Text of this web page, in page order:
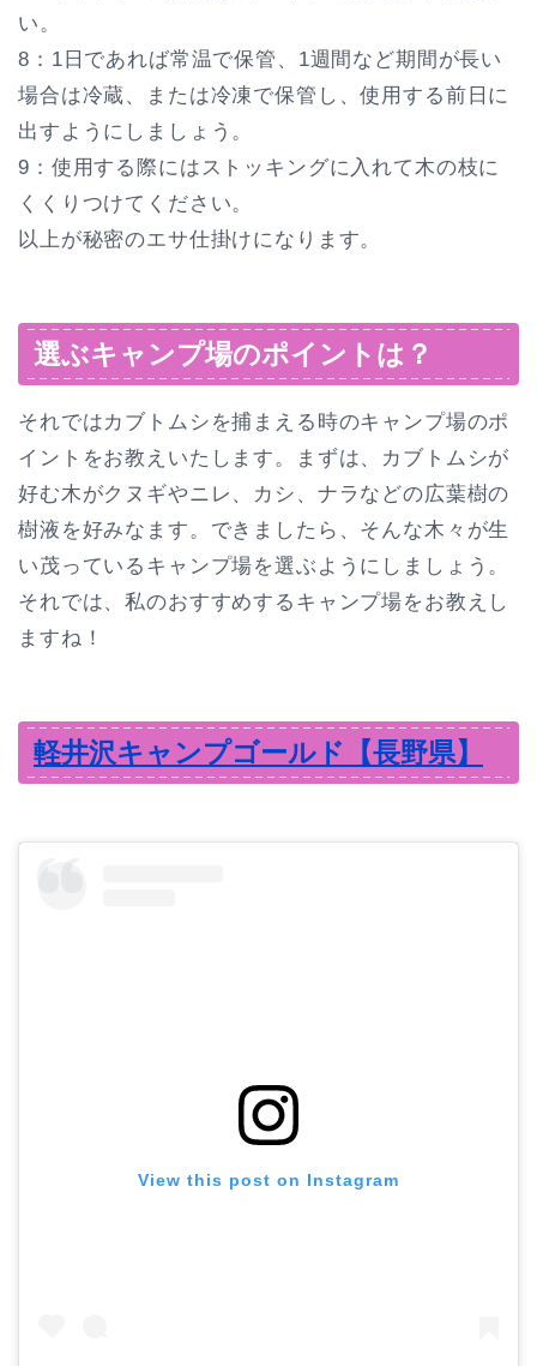
い。
8：1日であれば常温で保管、1週間など期間が長い
場合は冷蔵、または冷凍で保管し、使用する前日に
出すようにしましょう。
9：使用する際にはストッキングに入れて木の枝に
くくりつけてください。
以上が秘密のエサ仕掛けになります。
選ぶキャンプ場のポイントは？
それではカブトムシを捕まえる時のキャンプ場のポ
イントをお教えいたします。まずは、カブトムシが
好む木がクヌギやニレ、カシ、ナラなどの広葉樹の
樹液を好みなます。できましたら、そんな木々が生
い茂っているキャンプ場を選ぶようにしましょう。
それでは、私のおすすめするキャンプ場をお教えし
ますね！
軽井沢キャンプゴールド【長野県】
View this post on Instagram